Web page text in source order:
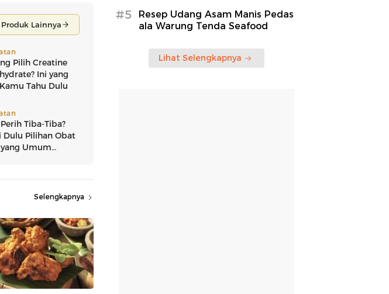
Selengkapnya
#5
Resep Udang Asam Manis Pedas
ala Warung Tenda Seafood
Lihat Selengkapnya